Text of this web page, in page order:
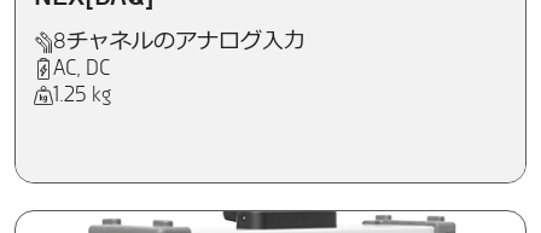
8チャネルのアナログ入力
AC, DC
1.25 kg